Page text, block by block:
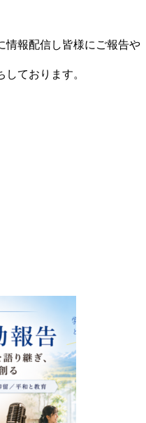
情報配信し皆様にご報告や
ております。